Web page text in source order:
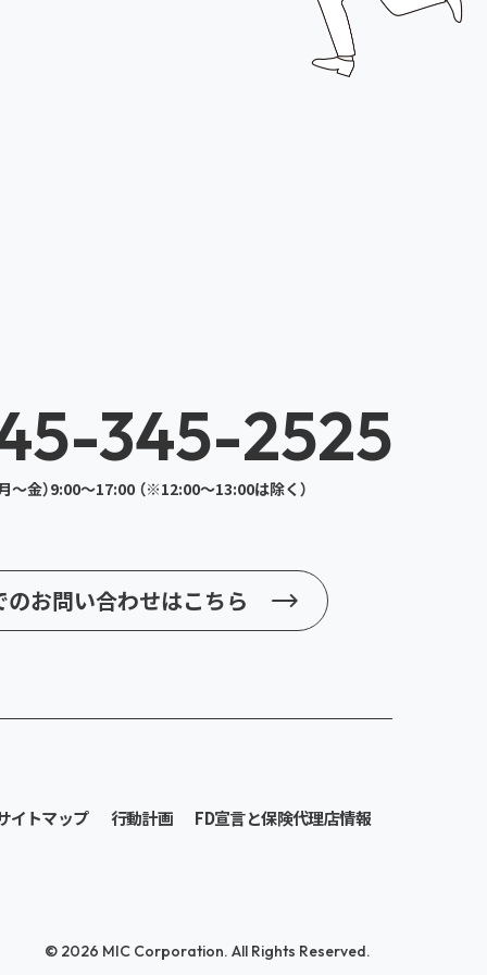
345-2525
～金）9:00～17:00 （※12:00～13:00は除く）
のお問い合わせはこちら
イトマップ 行動計画 FD宣言と保険代理店情報
© 2026 MIC Corporation. All Rights Reserved.